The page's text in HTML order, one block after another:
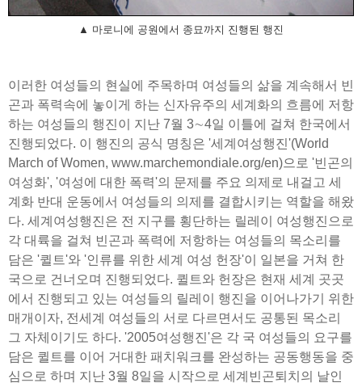
▲ 마로니에 공원에서 종묘까지 진행된 행진
이러한 여성들의 현실에 주목하며 여성들의 삶을 계속해서 빈
곤과 폭력속에 놓이게 하는 신자유주의 세계화의 흐름에 저항
하는 여성들의 행진이 지난 7월 3∼4일 이틀에 걸쳐 한국에서
진행되었다. 이 행진의 공식 명칭은 '세계여성행진'(World
March of Women, www.marchemondiale.org/en)으로 '빈곤의
여성화', '여성에 대한 폭력'의 문제를 주요 의제로 내걸고 세
계화 반대 운동에서 여성들의 의제를 결합시키는 역할을 해왔
다. 세계여성행진은 전 지구를 횡단하는 릴레이 여성행진으로
각 대륙을 걸쳐 빈곤과 폭력에 저항하는 여성들의 목소리를
담은 '퀼트'와 '인류를 위한 세계 여성 헌장'이 일본을 거쳐 한
국으로 건너오며 진행되었다. 퀼트와 헌장은 현재 세계 곳곳
에서 진행되고 있는 여성들의 릴레이 행진을 이어나가기 위한
매개이자, 전세계 여성들의 서로 다르면서도 공통된 목소리
그 자체이기도 하다. '2005여성행진'은 각 국 여성들의 요구를
담은 퀼트를 이어 거대한 패치워크를 완성하는 공동행동을 중
심으로 하며 지난 3월 8일을 시작으로 세계빈곤퇴치의 날인